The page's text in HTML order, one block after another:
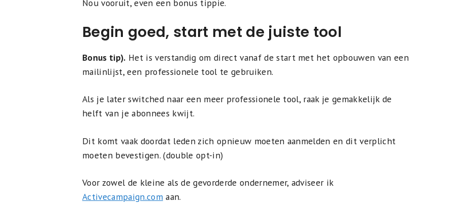
Nou vooruit, even een bonus tippie.
Begin goed, start met de juiste tool
Bonus tip). Het is verstandig om direct vanaf de start met het opbouwen van een
mailinlijst, een professionele tool te gebruiken.
Als je later switched naar een meer professionele tool, raak je gemakkelijk de
helft van je abonnees kwijt.
Dit komt vaak doordat leden zich opnieuw moeten aanmelden en dit verplicht
moeten bevestigen. (double opt-in)
Voor zowel de kleine als de gevorderde ondernemer, adviseer ik
Activecampaign.comaan.